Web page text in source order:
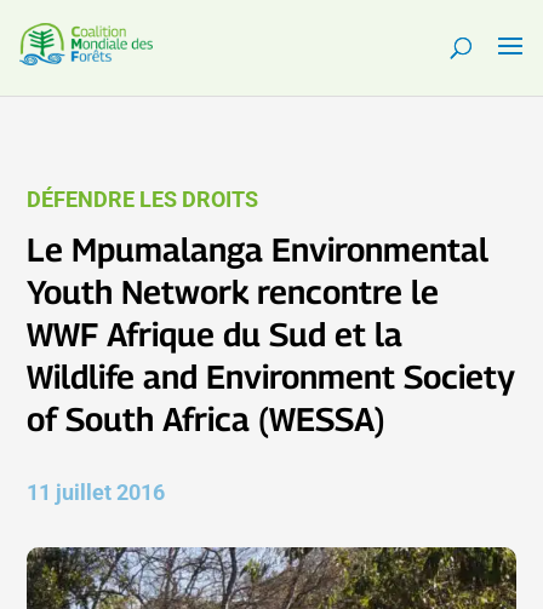
DÉFENDRE LES DROITS
Le Mpumalanga Environmental
Youth Network rencontre le
WWF Afrique du Sud et la
Wildlife and Environment Society
of South Africa (WESSA)
11 juillet 2016